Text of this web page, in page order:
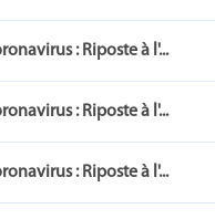
: Riposte à l'...
: Riposte à l'...
: Riposte à l'...